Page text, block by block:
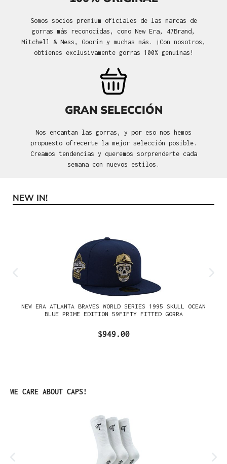
Somos socios premium oficiales de las marcas de
gorras más reconocidas, como New Era, 47Brand,
Mitchell & Ness, Goorin y muchas más. ¡Con nosotros,
obtienes exclusivamente gorras 100% genuinas!
GRAN SELECCIÓN
Nos encantan las gorras, y por eso nos hemos
propuesto ofrecerte la mejor selección posible.
Creamos tendencias y queremos sorprenderte cada
semana con nuevos estilos.
Omitir la galería de productos
NEW IN!
NEW ERA ATLANTA BRAVES WORLD SERIES 1995 SKULL OCEAN
BLUE PRIME EDITION 59FIFTY FITTED GORRA
$949.00
Omitir la galería de productos
WE CARE ABOUT CAPS!